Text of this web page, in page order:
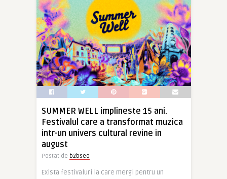
SUMMER WELL implineste 15 ani.
Festivalul care a transformat muzica
intr-un univers cultural revine in
august
Postat de b2bseo
Exista festivaluri la care mergi pentru un